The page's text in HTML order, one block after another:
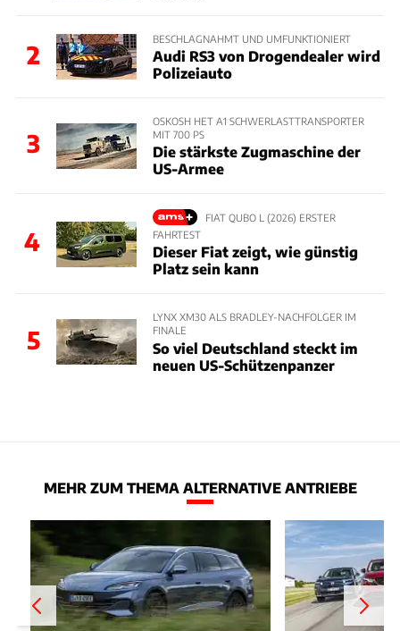
2
BESCHLAGNAHMT UND UMFUNKTIONIERT
Audi RS3 von Drogendealer wird
Polizeiauto
3
OSKOSH HET A1 SCHWERLASTTRANSPORTER
MIT 700 PS
Die stärkste Zugmaschine der
US-Armee
4
FIAT QUBO L (2026) ERSTER
FAHRTEST
Dieser Fiat zeigt, wie günstig
Platz sein kann
5
LYNX XM30 ALS BRADLEY-NACHFOLGER IM
FINALE
So viel Deutschland steckt im
neuen US-Schützenpanzer
MEHR ZUM THEMA ALTERNATIVE ANTRIEBE